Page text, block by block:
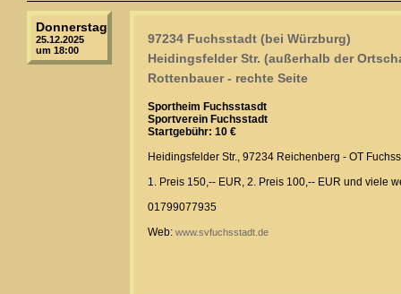
Donnerstag
25.12.2025
um 18:00
97234 Fuchsstadt (bei Würzburg)
Heidingsfelder Str. (außerhalb der
Rottenbauer - rechte Seite
Sportheim Fuchsstasdt
Sportverein Fuchsstadt
Startgebühr: 10 €
Heidingsfelder Str., 97234 Reichenberg - OT
1. Preis 150,-- EUR, 2. Preis 100,-- EUR und viele
01799077935
Web: www.svfuchsstadt.de